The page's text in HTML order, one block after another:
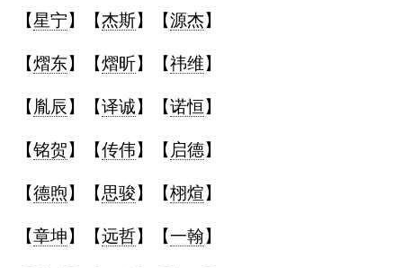
取
名
打
分
起
名
起
名【星宁】【杰斯】【源杰】
【熠东】【熠昕】【祎维】
【 胤辰 】【译诚】【诺恒】
【铭贺】【传伟】【 启德】
【德煦】【思骏】【栩煊】
【章坤】【远哲】【一翰】